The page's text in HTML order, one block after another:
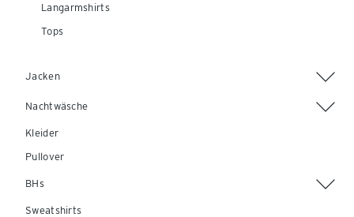
Langarmshirts
Tops
Jacken
Nachtwäsche
Kleider
Pullover
BHs
Sweatshirts